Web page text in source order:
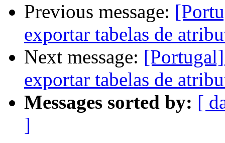
Previous message:
exportar tabelas de
Next message:
exportar tabelas de
Messages sorted by: [
]